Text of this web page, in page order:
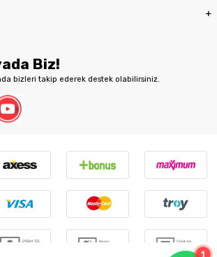
1
Biz!
bizleri takip ederek destek olabilirsiniz.